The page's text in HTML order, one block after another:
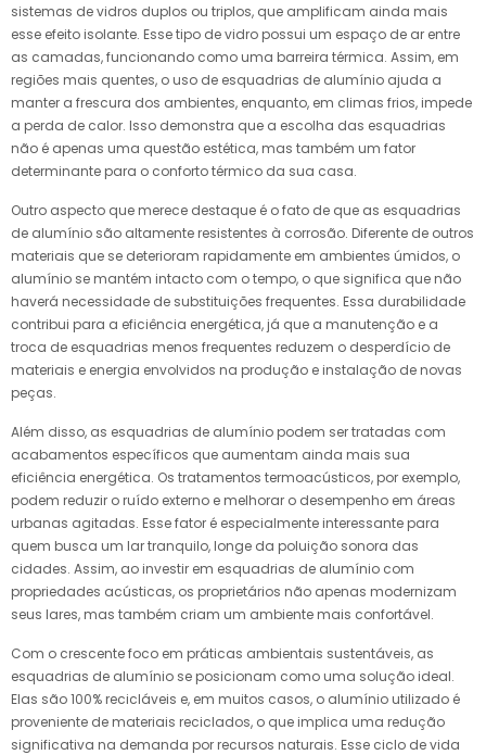
sistemas de vidros duplos ou triplos, que amplificam ainda mais
esse efeito isolante. Esse tipo de vidro possui um espaço de ar entre
as camadas, funcionando como uma barreira térmica. Assim, em
regiões mais quentes, o uso de esquadrias de alumínio ajuda a
manter a frescura dos ambientes, enquanto, em climas frios, impede
a perda de calor. Isso demonstra que a escolha das esquadrias
não é apenas uma questão estética, mas também um fator
determinante para o conforto térmico da sua casa.
Outro aspecto que merece destaque é o fato de que as esquadrias
de alumínio são altamente resistentes à corrosão. Diferente de outros
materiais que se deterioram rapidamente em ambientes úmidos, o
alumínio se mantém intacto com o tempo, o que significa que não
haverá necessidade de substituições frequentes. Essa durabilidade
contribui para a eficiência energética, já que a manutenção e a
troca de esquadrias menos frequentes reduzem o desperdício de
materiais e energia envolvidos na produção e instalação de novas
peças.
Além disso, as esquadrias de alumínio podem ser tratadas com
acabamentos específicos que aumentam ainda mais sua
eficiência energética. Os tratamentos termoacústicos, por exemplo,
podem reduzir o ruído externo e melhorar o desempenho em áreas
urbanas agitadas. Esse fator é especialmente interessante para
quem busca um lar tranquilo, longe da poluição sonora das
cidades. Assim, ao investir em esquadrias de alumínio com
propriedades acústicas, os proprietários não apenas modernizam
seus lares, mas também criam um ambiente mais confortável.
Com o crescente foco em práticas ambientais sustentáveis, as
esquadrias de alumínio se posicionam como uma solução ideal.
Elas são 100% recicláveis e, em muitos casos, o alumínio utilizado é
proveniente de materiais reciclados, o que implica uma redução
significativa na demanda por recursos naturais. Esse ciclo de vida